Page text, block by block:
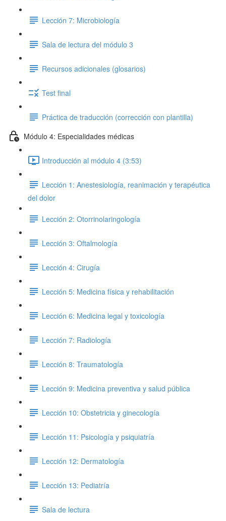
Lección 7: Microbiología
Sala de lectura del módulo 3
Recursos adicionales (glosarios)
Test final
Práctica de traducción (corrección con plantilla)
Módulo 4: Especialidades médicas
Introducción al módulo 4 (3:53)
Lección 1: Anestesiología, reanimación y terapéutica
del dolor
Lección 2: Otorrinolaringología
Lección 3: Oftalmología
Lección 4: Cirugía
Lección 5: Medicina física y rehabilitación
Lección 6: Medicina legal y toxicología
Lección 7: Radiología
Lección 8: Traumatología
Lección 9: Medicina preventiva y salud pública
Lección 10: Obstetricia y ginecología
Lección 11: Psicología y psiquiatría
Lección 12: Dermatología
Lección 13: Pediatría
Sala de lectura